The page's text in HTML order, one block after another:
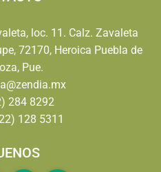
loc. 11. Calz. Zavaleta
72170, Heroica Puebla de
Pue.
284 8292
128 5311